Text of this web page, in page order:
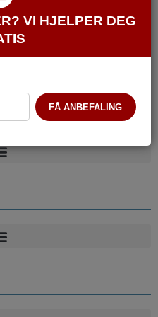
VI HJELPER DEG
FÅ ANBEFALING